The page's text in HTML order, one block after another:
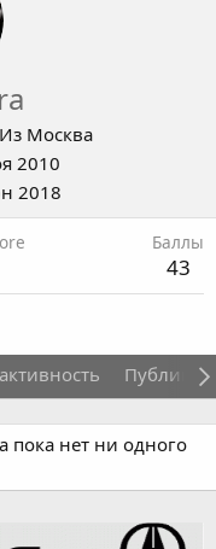
Из Москва
2010
2018
Баллы
43
пока нет ни одного